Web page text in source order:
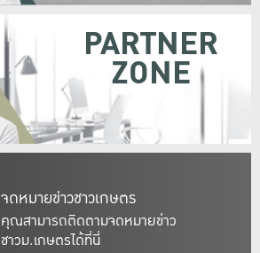
จดหมายข่าวชาวเกษตร
คุณสามารถติดตามจดหมายข่าว
ชาวม.เกษตรได้ที่นี่
PARTNER
ZONE